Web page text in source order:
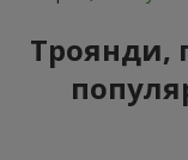
Троянди,